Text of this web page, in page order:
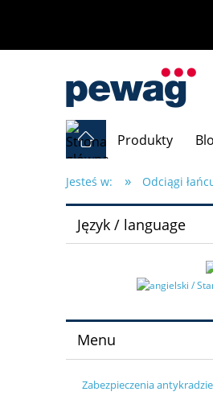
Produkty
Jesteś w: » Odciągi
Język / language
Menu
Zabezpieczenia